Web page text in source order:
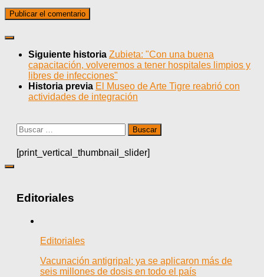
Siguiente historia Zubieta: "Con una buena
capacitación, volveremos a tener hospitales limpios y
libres de infecciones"
Historia previa El Museo de Arte Tigre reabrió con
actividades de integración
Buscar:
[print_vertical_thumbnail_slider]
Editoriales
Editoriales
Vacunación antigripal: ya se aplicaron más de
seis millones de dosis en todo el país